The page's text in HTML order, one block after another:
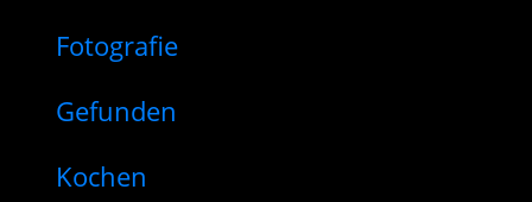
Fotografie
Gefunden
Kochen